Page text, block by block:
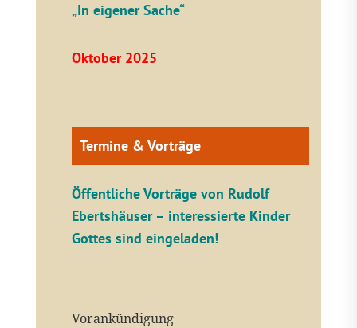
„In eigener Sache“
Oktober 2025
Termine & Vorträge
Öffentliche Vorträge von Rudolf
Ebertshäuser – interessierte Kinder
Gottes sind eingeladen!
Vorankündigung